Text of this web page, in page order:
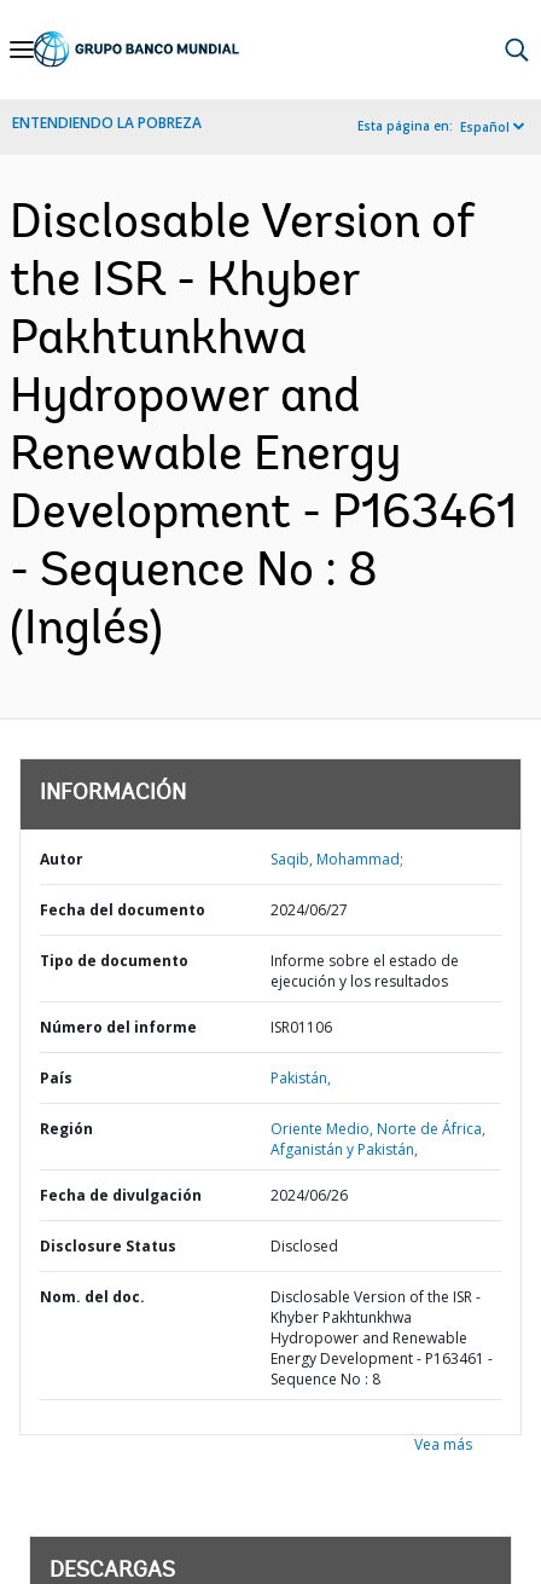
Skip
Navigation
ENTENDIENDO LA POBREZA Esta página en: Español
Disclosable Version of
the ISR - Khyber
Pakhtunkhwa
Hydropower and
Renewable Energy
Development - P163461
- Sequence No : 8
(Inglés)
INFORMACIÓN
Autor Saqib, Mohammad;
Fecha del documento 2024/06/27
Tipo de documento
Informe sobre el estado de
ejecución y los resultados
Número del informe ISR01106
País Pakistán,
Región
Oriente Medio, Norte de África,
Afganistán y Pakistán,
Fecha de divulgación 2024/06/26
Disclosure Status Disclosed
Nom. del doc.
Disclosable Version of the ISR -
Khyber Pakhtunkhwa
Hydropower and Renewable
Energy Development - P163461 -
Sequence No : 8
Vea más
DESCARGAS